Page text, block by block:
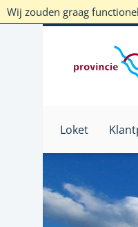
Wij zouden graag
Loket